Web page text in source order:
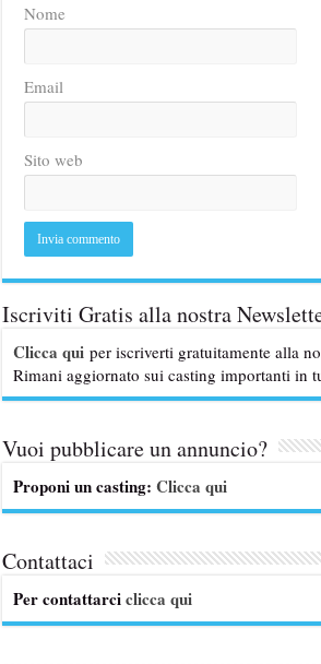
Nome
Email
Sito web
Iscriviti Gratis alla nostra
Clicca qui per iscriverti gratuitamente alla
Rimani aggiornato sui casting importanti in
Vuoi pubblicare un annuncio?
Proponi un casting:Clicca qui
Contattaci
Per contattarciclicca qui